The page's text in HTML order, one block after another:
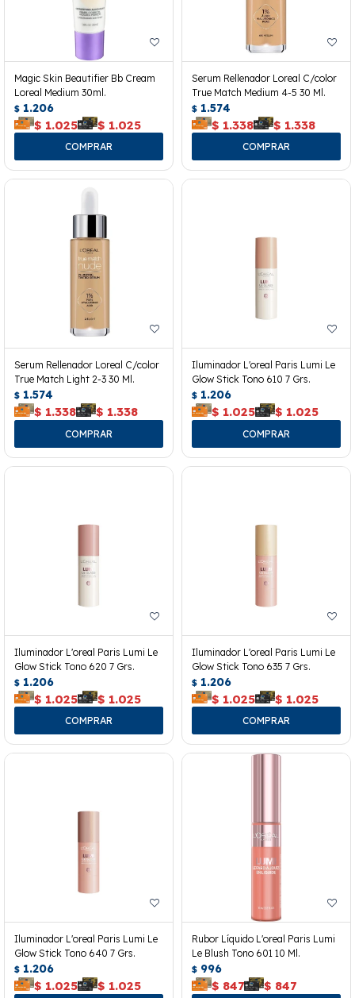
Magic Skin Beautifier Bb Cream
Loreal Medium 30ml.
$ 1.206
$ 1.025 $ 1.025
Serum Rellenador Loreal C/color
True Match Medium 4-5 30 Ml.
$ 1.574
$ 1.338 $ 1.338
Serum Rellenador Loreal C/color
True Match Light 2-3 30 Ml.
$ 1.574
$ 1.338 $ 1.338
Iluminador L'oreal Paris Lumi Le
Glow Stick Tono 610 7 Grs.
$ 1.206
$ 1.025 $ 1.025
Iluminador L'oreal Paris Lumi Le
Glow Stick Tono 620 7 Grs.
$ 1.206
$ 1.025 $ 1.025
Iluminador L'oreal Paris Lumi Le
Glow Stick Tono 635 7 Grs.
$ 1.206
$ 1.025 $ 1.025
Iluminador L'oreal Paris Lumi Le
Glow Stick Tono 640 7 Grs.
$ 1.206
$ 1.025 $ 1.025
Rubor Líquido L'oreal Paris Lumi
Le Blush Tono 601 10 Ml.
$ 996
$ 847 $ 847